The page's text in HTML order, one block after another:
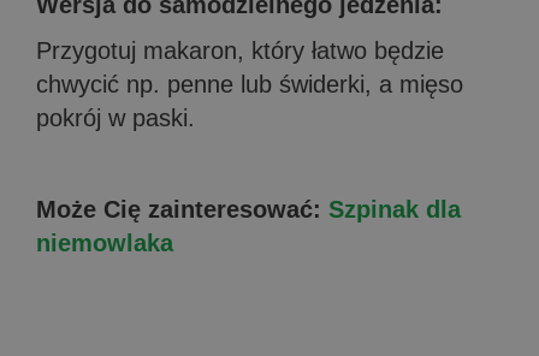
Przygotuj makaron, który łatwo będzie
chwycić np. penne lub świderki, a mięso
pokrój w paski. ⠀
Może Cię zainteresować: Szpinak dla
niemowlaka